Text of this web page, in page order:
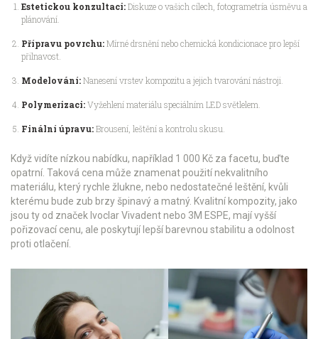
Estetickou konzultaci:Diskuze o vašich cílech, fotogrametría úsměvu a
plánování.
Přípravu povrchu:Mírné drsnění nebo chemická kondicionace pro lepší
přilnavost.
Modelování:Nanesení vrstev kompozitu a jejich tvarování nástroji.
Polymerizaci:Vyžehlení materiálu speciálním LED světlelem.
Finální úpravu:Brousení, leštění a kontrolu skusu.
Když vidíte nízkou nabídku, například 1 000 Kč za facetu, buďte
opatrní. Taková cena může znamenat použití nekvalitního
materiálu, který rychle žlukne, nebo nedostatečné leštění, kvůli
kterému bude zub brzy špinavý a matný. Kvalitní kompozity, jako
jsou ty od značek Ivoclar Vivadent nebo 3M ESPE, mají vyšší
pořizovací cenu, ale poskytují lepší barevnou stabilitu a odolnost
proti otlačení.